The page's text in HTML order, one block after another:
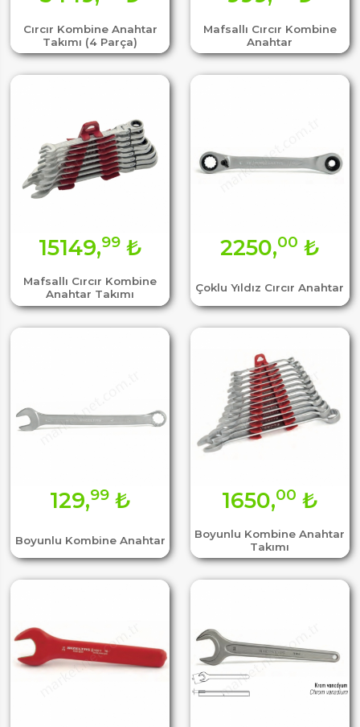
Cırcır Kombine Anahtar
Takımı (4 Parça)
Mafsallı Cırcır Kombine
Anahtar
Mafsallı Cırcır Kombine
Anahtar Takımı
15149,99₺
Çoklu Yıldız Cırcır Anahtar
2250,00 ₺
Boyunlu Kombine Anahtar
129,99₺
Boyunlu Kombine Anahtar
Takımı
1650,00 ₺